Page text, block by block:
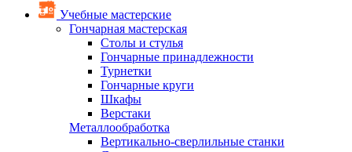
Учебные мастерские
Гончарная мастерская
Столы и стулья
Гончарные принадлежности
Турнетки
Гончарные круги
Шкафы
Верстаки
Металлообработка
Вертикально-сверлильные станки